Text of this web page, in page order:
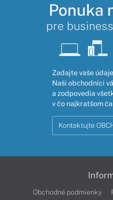
Ponuka
pre
Zadajte vaše
Naši obchodníci
a zodpovedia
v čo najkratšom
Kontaktujte
Obchodné podmienky